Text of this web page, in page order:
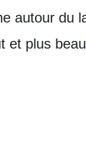
autour du
et plus